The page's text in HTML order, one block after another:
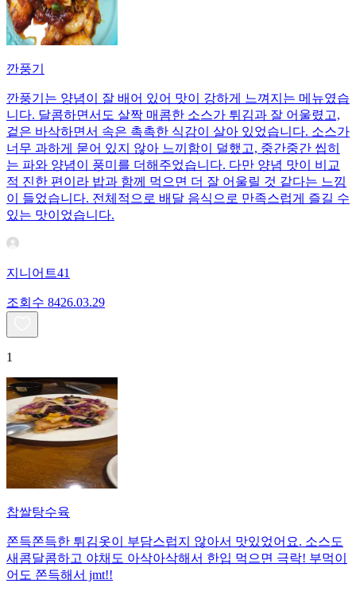
깐풍기
깐풍기는 양념이 잘 배어 있어 맛이 강하게 느껴지는 메뉴였습
니다. 달콤하면서도 살짝 매콤한 소스가 튀김과 잘 어울렸고,
겉은 바삭하면서 속은 촉촉한 식감이 살아 있었습니다. 소스가
너무 과하게 묻어 있지 않아 느끼함이 덜했고, 중간중간 씹히
는 파와 양념이 풍미를 더해주었습니다. 다만 양념 맛이 비교
적 진한 편이라 밥과 함께 먹으면 더 잘 어울릴 것 같다는 느낌
이 들었습니다. 전체적으로 배달 음식으로 만족스럽게 즐길 수
있는 맛이었습니다.
지니어트41
조회수 8426.03.29
1
찹쌀탕수육
쫀득쫀득한 튀김옷이 부담스럽지 않아서 맛있었어요. 소스도
새콤달콤하고 야채도 아삭아삭해서 한입 먹으면 극락! 부먹이
어도 쫀득해서 jmt!!